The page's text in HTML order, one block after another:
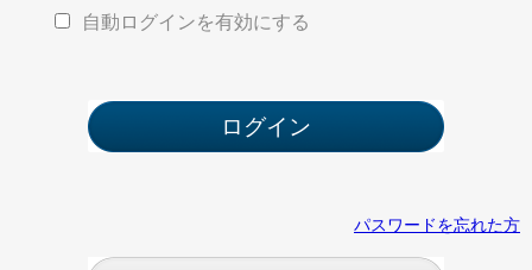
自動ログインを有効にする
パスワードを忘れた方